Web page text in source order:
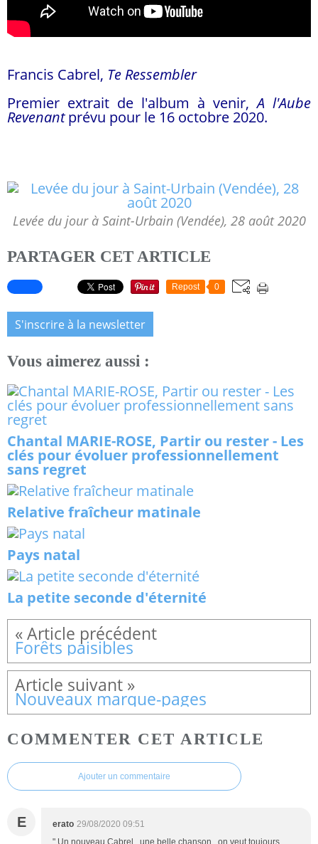
Francis Cabrel, Te Ressembler
Premier extrait de l'album à venir,A l'Aube
Revenantprévu pour le 16 octobre 2020.
Levée du jour à Saint-Urbain (Vendée), 28 août 2020
PARTAGER CET ARTICLE
Repost 0
S'inscrire à la newsletter
Vous aimerez aussi :
Chantal MARIE-ROSE, Partir ou rester - Les
clés pour évoluer professionnellement
sans regret
Relative fraîcheur matinale
Pays natal
La petite seconde d'éternité
Forêts paisibles
Nouveaux marque-pages
COMMENTER CET ARTICLE
Ajouter un commentaire
E erato 29/08/2020 09:51
" Un nouveau Cabrel , une belle chanson , on veut toujours